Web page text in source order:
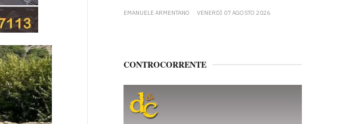
EMANUELE ARMENTANO VENERDÌ 07 AGOSTO 2026
CONTROCORRENTE